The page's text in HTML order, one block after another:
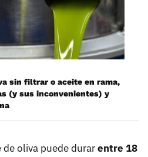
sin filtrar o aceite en rama,
(y sus inconvenientes) y
oliva puede durarentre 18